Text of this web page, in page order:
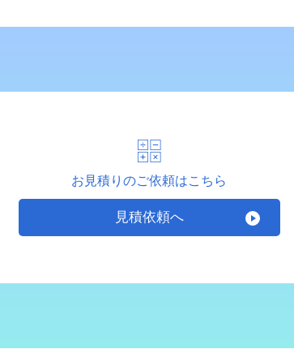
お見積りのご依頼はこちら
見積依頼へ